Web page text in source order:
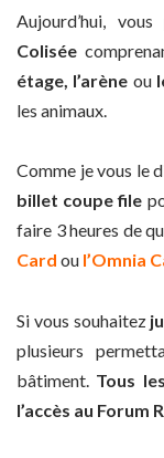
Aujourd’hui, vous
Colisée
étage, l’arène ou
les animaux.
Comme je vous le
billet coupe file
faire 3 heures de
Card ou l’Omnia
Si vous souhaitez
plusieurs
bâtiment. Tous
l’accès au Forum